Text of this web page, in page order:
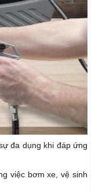
đa dụng khi đáp ứng
việc bơm xe, vệ sinh